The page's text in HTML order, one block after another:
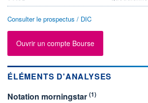
Consulter le prospectus / DIC
Ouvrir un compte Bourse
ÉLÉMENTS D'ANALYSES
Notation morningstar (1)